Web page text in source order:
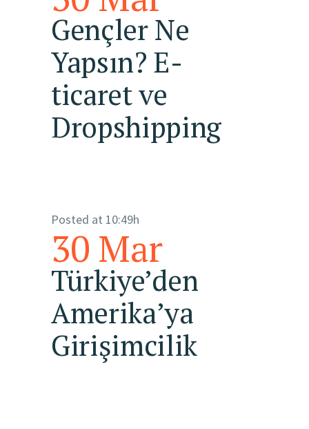
Gençler Ne
Yapsın? E-
ticaret ve
Dropshipping
30 Mar
Türkiye’den
Amerika’ya
Girişimcilik
Posted at 10:49h